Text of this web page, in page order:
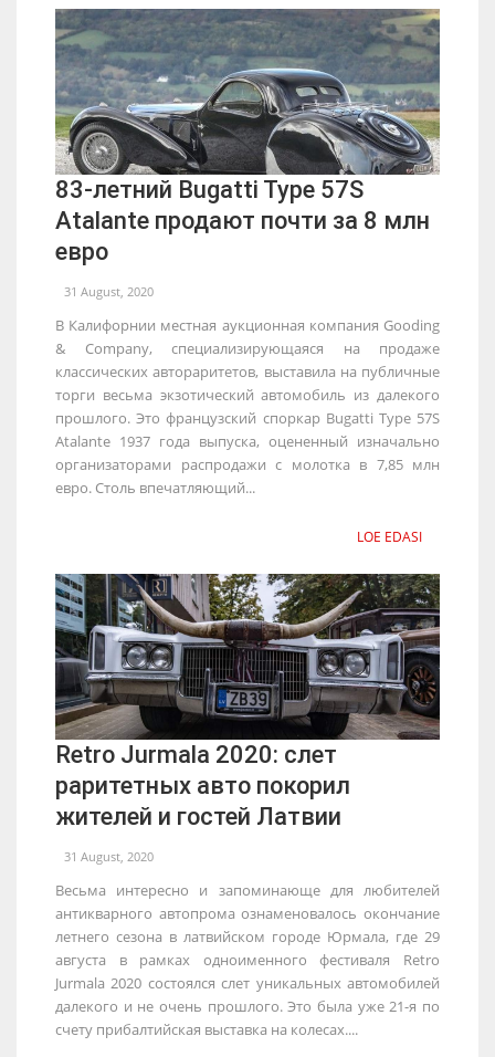
83-летний Bugatti Type 57S
Atalante продают почти за 8 млн
евро
31 August, 2020
В Калифорнии местная аукционная компания Gooding
& Company, специализирующаяся на продаже
классических автораритетов, выставила на публичные
торги весьма экзотический автомобиль из далекого
прошлого. Это французский споркар Bugatti Type 57S
Atalante 1937 года выпуска, оцененный изначально
организаторами распродажи с молотка в 7,85 млн
евро. Столь впечатляющий...
LOE EDASI
Retro Jurmala 2020: слет
раритетных авто покорил
жителей и гостей Латвии
31 August, 2020
Весьма интересно и запоминающе для любителей
антикварного автопрома ознаменовалось окончание
летнего сезона в латвийском городе Юрмала, где 29
августа в рамках одноименного фестиваля Retro
Jurmala 2020 состоялся слет уникальных автомобилей
далекого и не очень прошлого. Это была уже 21-я по
счету прибалтийская выставка на колесах....